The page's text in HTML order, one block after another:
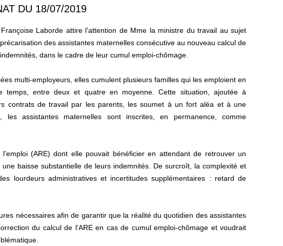
DU 18/07/2019
Laborde attire l'attention de Mme la ministre du travail au sujet
des assistantes maternelles consécutive au nouveau calcul de
dans le cadre de leur cumul emploi-chômage.
multi-employeurs, elles cumulent plusieurs familles qui les emploient en
temps, entre deux et quatre en moyenne. Cette situation, ajoutée à
contrats de travail par les parents, les soumet à un fort aléa et à une
assistantes maternelles sont inscrites, en permanence, comme
(ARE) dont elle pouvait bénéficier en attendant de retrouver un
baisse substantielle de leurs indemnités. De surcroît, la complexité et
lourdeurs administratives et incertitudes supplémentaires : retard de
nécessaires afin de garantir que la réalité du quotidien des assistantes
du calcul de l'ARE en cas de cumul emploi-chômage et voudrait